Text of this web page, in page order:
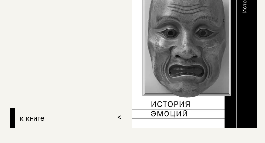
к книге >